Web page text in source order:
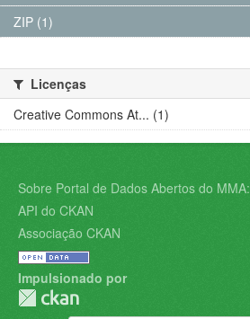
ZIP (1)
Licenças
Creative Commons At... (1)
Sobre Portal de Dados Abertos do MMA:
API do CKAN
Associação CKAN
Impulsionado por